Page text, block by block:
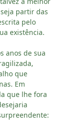
partir das
pelo
existência.
anos de sua
que
Em
que lhe fora